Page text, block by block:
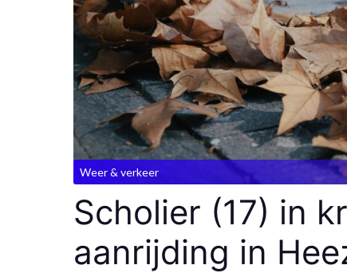
Weer & verkeer
Scholier (17) in
aanrijding in